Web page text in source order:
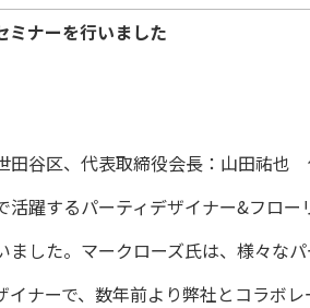
ミナーを行いました
田谷区、代表取締役会長：山田祐也
躍するパーティデザイナー&フロー
ました。マークローズ氏は、様々な
ナーで、数年前より弊社とコラボ